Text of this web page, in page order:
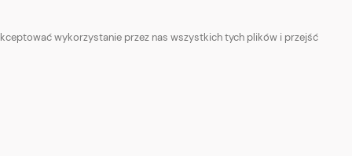
Facebook
wykorzystanie przez nas wszystkich tych plików i przejść